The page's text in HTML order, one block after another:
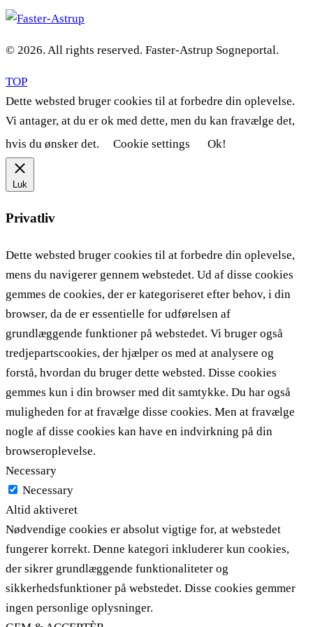
© 2026. All rights reserved. Faster-Astrup Sogneportal.
TOP
Dette websted bruger cookies til at forbedre din oplevelse.
Vi antager, at du er ok med dette, men du kan fravælge det,
hvis du ønsker det.
Cookie settings Ok!
Luk
Privatliv
Dette websted bruger cookies til at forbedre din oplevelse,
mens du navigerer gennem webstedet. Ud af disse cookies
gemmes de cookies, der er kategoriseret efter behov, i din
browser, da de er essentielle for udførelsen af ​​
grundlæggende funktioner på webstedet. Vi bruger også
tredjepartscookies, der hjælper os med at analysere og
forstå, hvordan du bruger dette websted. Disse cookies
gemmes kun i din browser med dit samtykke. Du har også
muligheden for at fravælge disse cookies. Men at fravælge
nogle af disse cookies kan have en indvirkning på din
browseroplevelse.
Necessary
Necessary
Altid aktiveret
Nødvendige cookies er absolut vigtige for, at webstedet
fungerer korrekt. Denne kategori inkluderer kun cookies,
der sikrer grundlæggende funktionaliteter og
sikkerhedsfunktioner på webstedet. Disse cookies gemmer
ingen personlige oplysninger.